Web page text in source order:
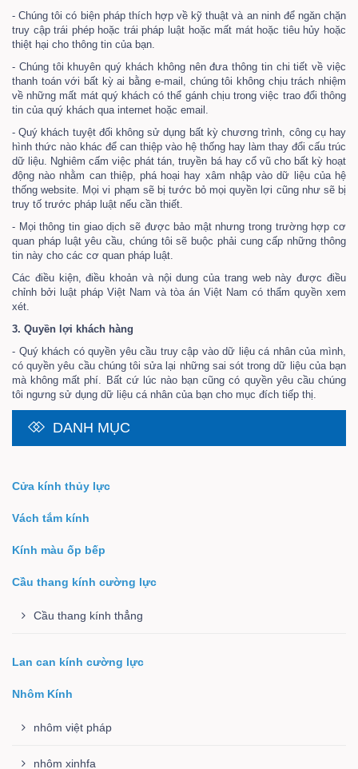
- Chúng tôi có biện pháp thích hợp về kỹ thuật và an ninh để ngăn chặn
truy cập trái phép hoặc trái pháp luật hoặc mất mát hoặc tiêu hủy hoặc
thiệt hại cho thông tin của bạn.
- Chúng tôi khuyên quý khách không nên đưa thông tin chi tiết về việc
thanh toán với bất kỳ ai bằng e-mail, chúng tôi không chịu trách nhiệm
về những mất mát quý khách có thể gánh chịu trong việc trao đổi thông
tin của quý khách qua internet hoặc email.
- Quý khách tuyệt đối không sử dụng bất kỳ chương trình, công cụ hay
hình thức nào khác để can thiệp vào hệ thống hay làm thay đổi cấu trúc
dữ liệu. Nghiêm cấm việc phát tán, truyền bá hay cổ vũ cho bất kỳ hoạt
động nào nhằm can thiệp, phá hoại hay xâm nhập vào dữ liệu của hệ
thống website. Mọi vi phạm sẽ bị tước bỏ mọi quyền lợi cũng như sẽ bị
truy tố trước pháp luật nếu cần thiết.
- Mọi thông tin giao dịch sẽ được bảo mật nhưng trong trường hợp cơ
quan pháp luật yêu cầu, chúng tôi sẽ buộc phải cung cấp những thông
tin này cho các cơ quan pháp luật.
Các điều kiện, điều khoản và nội dung của trang web này được điều
chỉnh bởi luật pháp Việt Nam và tòa án Việt Nam có thẩm quyền xem
xét.
3. Quyền lợi khách hàng
- Quý khách có quyền yêu cầu truy cập vào dữ liệu cá nhân của mình,
có quyền yêu cầu chúng tôi sửa lại những sai sót trong dữ liệu của bạn
mà không mất phí. Bất cứ lúc nào bạn cũng có quyền yêu cầu chúng
tôi ngưng sử dụng dữ liệu cá nhân của bạn cho mục đích tiếp thị.
DANH MỤC
Cửa kính thủy lực
Vách tắm kính
Kính màu ốp bếp
Cầu thang kính cường lực
Cầu thang kính thẳng
Lan can kính cường lực
Nhôm Kính
nhôm việt pháp
nhôm xinhfa